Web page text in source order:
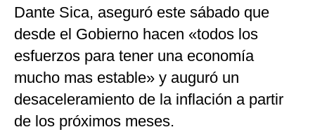
Dante Sica, aseguró este sábado que
desde el Gobierno hacen «todos los
esfuerzos para tener una economía
mucho mas estable» y auguró un
desaceleramiento de la inflación a partir
de los próximos meses.